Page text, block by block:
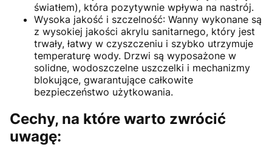
światłem), która pozytywnie wpływa na nastrój.
Wysoka jakość i szczelność: Wanny wykonane są
z wysokiej jakości akrylu sanitarnego, który jest
trwały, łatwy w czyszczeniu i szybko utrzymuje
temperaturę wody. Drzwi są wyposażone w
solidne, wodoszczelne uszczelki i mechanizmy
blokujące, gwarantujące całkowite
bezpieczeństwo użytkowania.
Cechy, na które warto zwrócić
uwagę: